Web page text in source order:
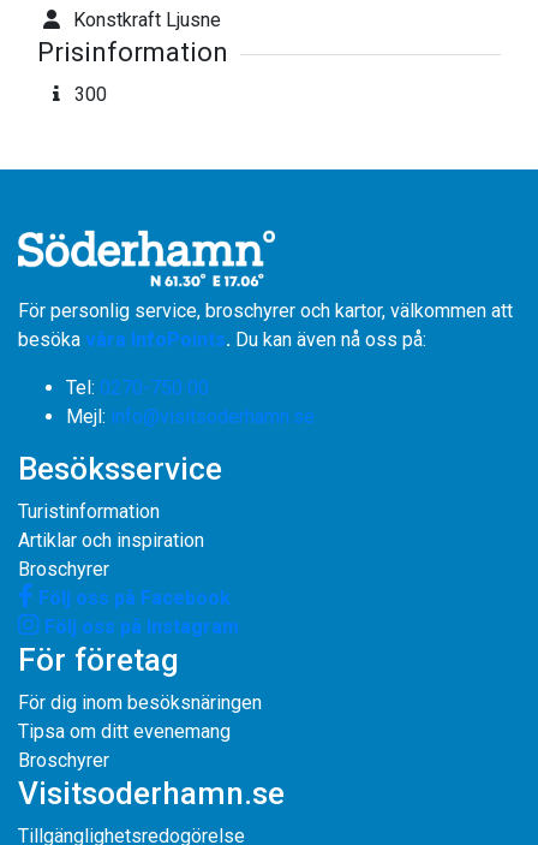
Konstkraft Ljusne
Prisinformation
300
För personlig service, broschyrer och kartor, välkommen att
besöka våra InfoPoints. Du kan även nå oss på:
Tel: 0270-750 00
​​​​​​​Mejl: info@visitsoderhamn.se
Besöksservice
Turistinformation
Artiklar och inspiration
Broschyrer
Följ oss på Facebook
Följ oss på Instagram
För företag
För dig inom besöksnäringen
Tipsa om ditt evenemang
Broschyrer
Visitsoderhamn.se
Tillgänglighetsredogörelse